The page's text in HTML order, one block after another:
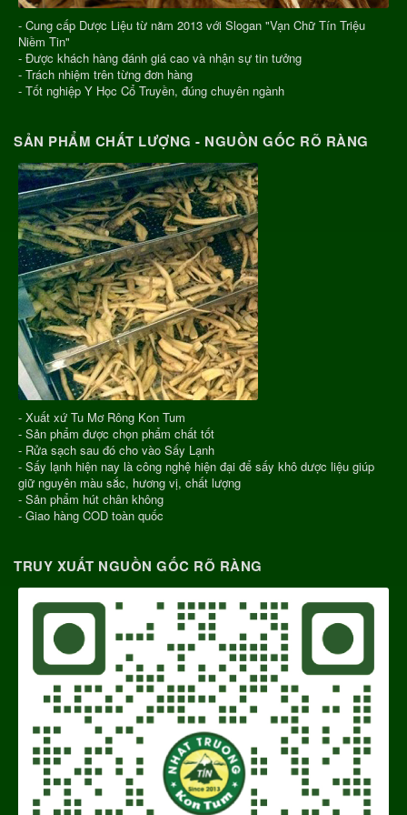
- Cung cấp Dược Liệu từ năm 2013 với Slogan "Vạn Chữ Tín Triệu
Niềm Tin"
- Được khách hàng đánh giá cao và nhận sự tin tưởng
- Trách nhiệm trên từng đơn hàng
- Tốt nghiệp Y Học Cổ Truyền, đúng chuyên ngành
SẢN PHẨM CHẤT LƯỢNG - NGUỒN GỐC RÕ RÀNG
- Xuất xứ Tu Mơ Rông Kon Tum
- Sản phẩm được chọn phẩm chất tốt
- Rửa sạch sau đó cho vào Sấy Lạnh
- Sấy lạnh hiện nay là công nghệ hiện đại để sấy khô dược liệu giúp
giữ nguyên màu sắc, hương vị, chất lượng
- Sản phẩm hút chân không
- Giao hàng COD toàn quốc
TRUY XUẤT NGUỒN GỐC RÕ RÀNG